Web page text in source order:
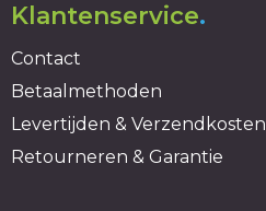
Klantenservice.
Contact
Betaalmethoden
Levertijden & Verzendkosten
Retourneren & Garantie